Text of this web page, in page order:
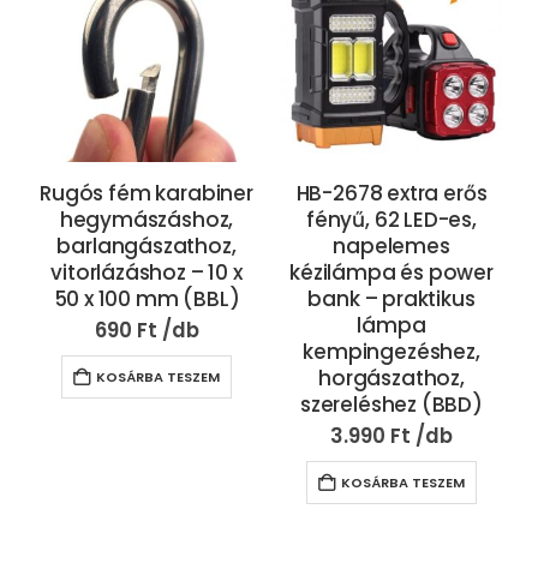
Rugós fém karabiner
hegymászáshoz,
barlangászathoz,
vitorlázáshoz – 10 x
50 x 100 mm (BBL)
690 Ft
KOSÁRBA TESZEM
HB-2678 extra erős
fényű, 62 LED-es,
napelemes
kézilámpa és power
bank – praktikus
lámpa
kempingezéshez,
horgászathoz,
szereléshez (BBD)
3.990 Ft
KOSÁRBA TESZEM